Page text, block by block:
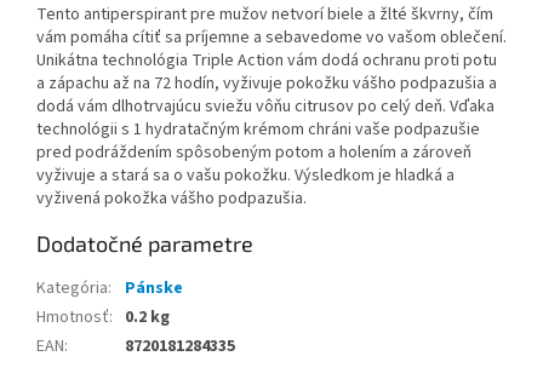
Tento antiperspirant pre mužov netvorí biele a žlté škvrny, čím
vám pomáha cítiť sa príjemne a sebavedome vo vašom oblečení.
Unikátna technológia Triple Action vám dodá ochranu proti potu
a zápachu až na 72 hodín, vyživuje pokožku vášho podpazušia a
dodá vám dlhotrvajúcu sviežu vôňu citrusov po celý deň. Vďaka
technológii s 1 hydratačným krémom chráni vaše podpazušie
pred podráždením spôsobeným potom a holením a zároveň
vyživuje a stará sa o vašu pokožku. Výsledkom je hladká a
vyživená pokožka vášho podpazušia.
Dodatočné parametre
Kategória:
Pánske
Hmotnosť: 0.2 kg
EAN: 8720181284335